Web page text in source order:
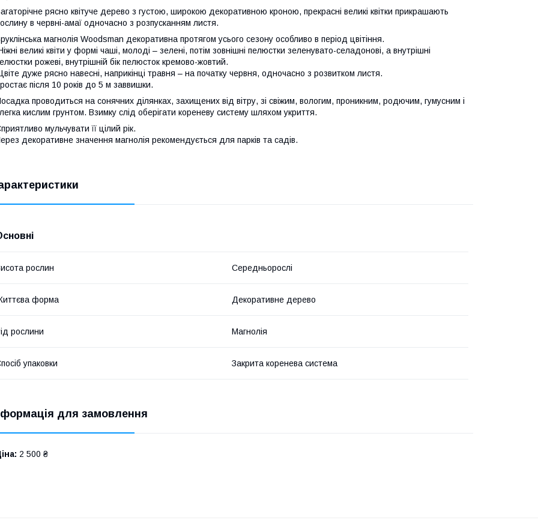
рясно квітуче дерево з густою, широкою декоративною кроною, прекрасні великі квітки прикрашають
в червні-амаї одночасно з розпусканням листя.
магнолія Woodsman декоративна протягом усього сезону особливо в період цвітіння.
великі квіти у формі чаші, молоді – зелені, потім зовнішні пелюстки зеленувато-селадонові, а внутрішні
рожеві, внутрішній бік пелюсток кремово-жовтий.
дуже рясно навесні, наприкінці травня – на початку червня, одночасно з розвитком листя.
після 10 років до 5 м заввишки.
проводиться на сонячних ділянках, захищених від вітру, зі свіжим, вологим, проникним, родючим, гумусним і
кислим грунтом. Взимку слід оберігати кореневу систему шляхом укриття.
мульчувати її цілий рік.
декоративне значення магнолія рекомендується для парків та садів.
рослин Середньорослі
форма Декоративне дерево
рослини Магнолія
упаковки Закрита коренева система
для замовлення
2 500 ₴